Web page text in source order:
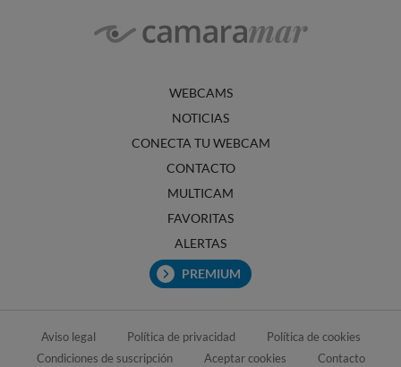
WEBCAMS
NOTICIAS
CONECTA TU WEBCAM
CONTACTO
MULTICAM
FAVORITAS
ALERTAS
PREMIUM
Aviso legal Política de privacidad
Política de cookies
Condiciones de suscripción
Aceptar cookies Contacto